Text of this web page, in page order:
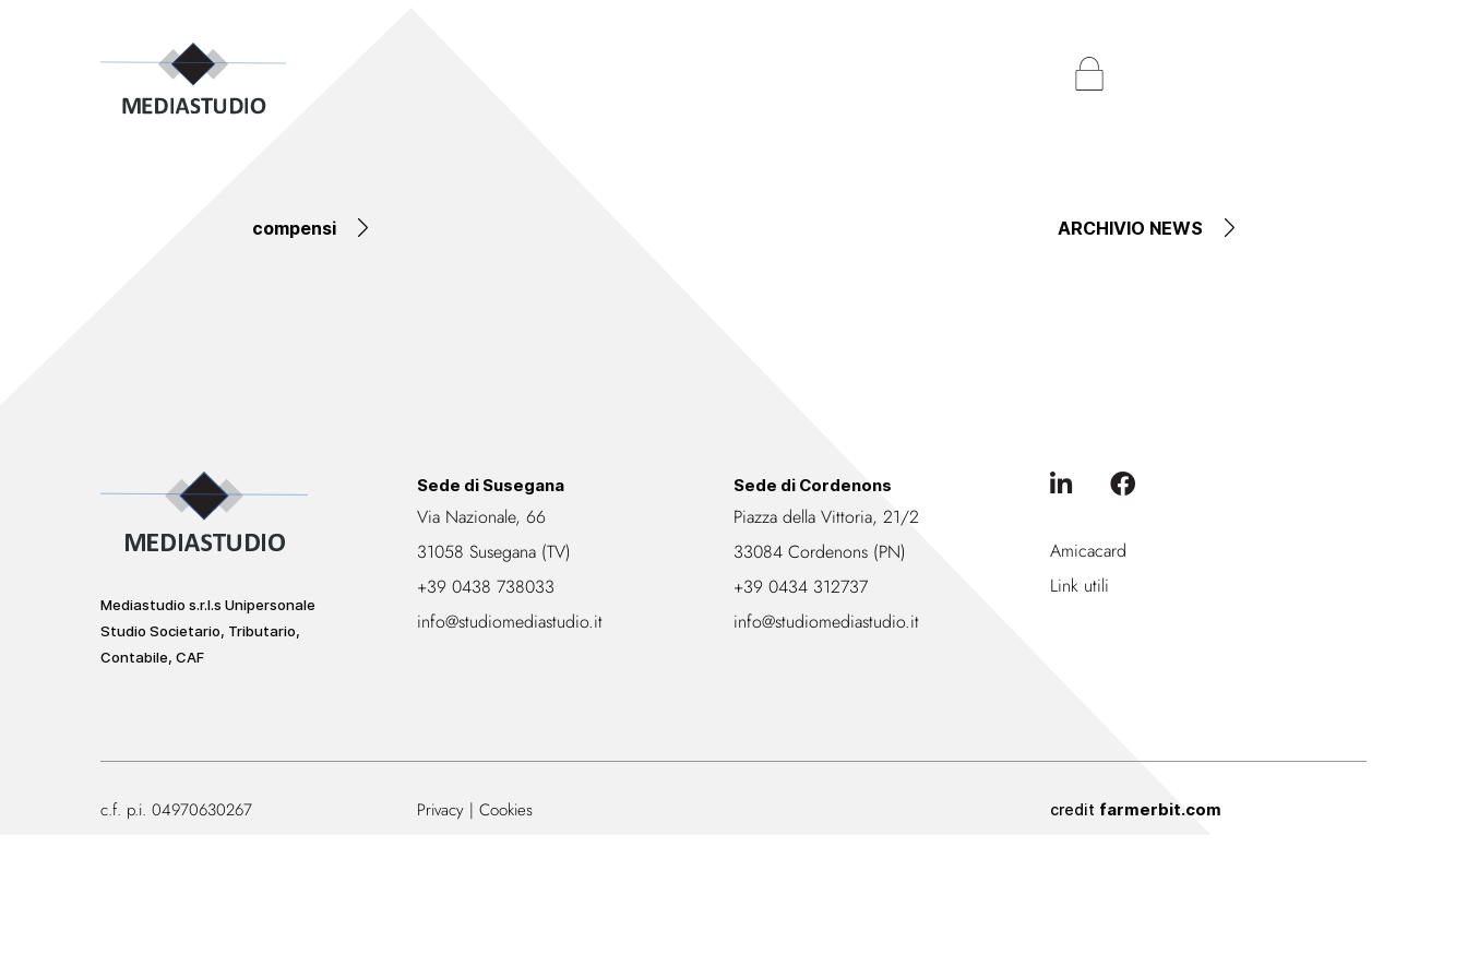
compensi ARCHIVIO NEWS
Mediastudio s.r.l.s Unipersonale
Studio Societario, Tributario,
Contabile, CAF
Sede di Susegana
Via Nazionale, 66
31058 Susegana (TV)
+39 0438 738033
info@studiomediastudio.it
Sede di Cordenons
Piazza della Vittoria, 21/2
33084 Cordenons (PN)
+39 0434 312737
info@studiomediastudio.it
Amicacard
Link utili
c.f. p.i. 04970630267 Privacy Cookies credit farmerbit.com